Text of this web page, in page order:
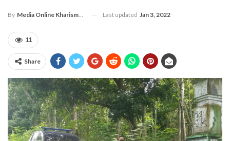
By Media Online Kharismanews.id Last updated Jan 3, 2022
11
Share